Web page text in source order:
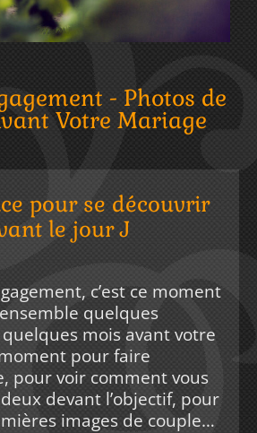
- Photos de
Votre Mariage
pour se découvrir
le jour J
c’est ce moment
quelques
mois avant votre
pour faire
pour voir comment vous
devant l’objectif, pour
images de couple…